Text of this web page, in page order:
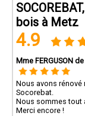
bois à Metz
4.9
Mme FERGUSON
Nous avons rénové
Socorebat.
Nous sommes tout
Merci encore !